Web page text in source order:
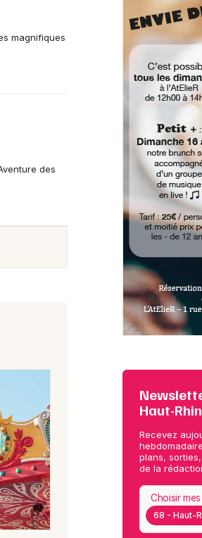
magnifiques
des
Haut-Rhin
Recevez
plans,
de la
68 - Haut-
Choisir